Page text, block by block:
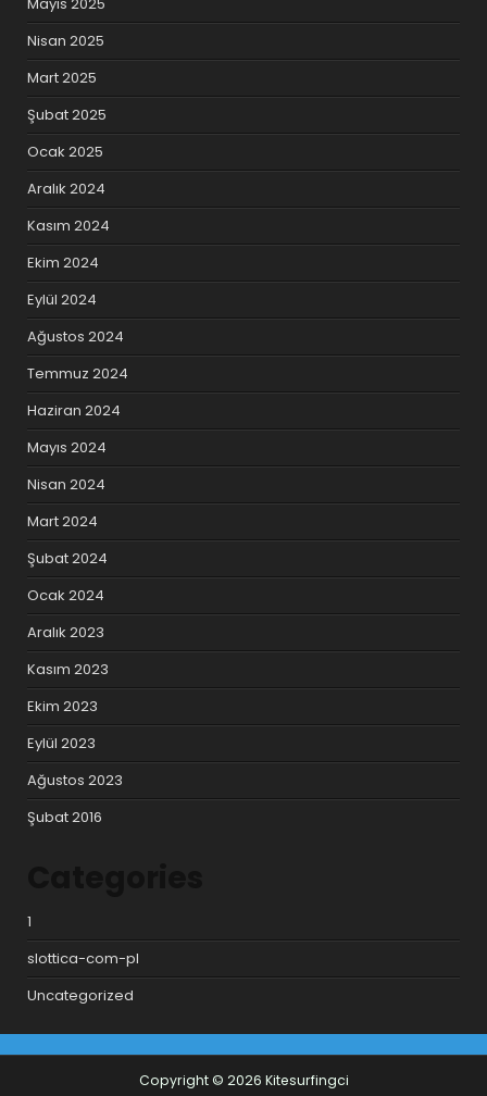
Nisan 2025
Mart 2025
Şubat 2025
Ocak 2025
Aralık 2024
Kasım 2024
Ekim 2024
Eylül 2024
Ağustos 2024
Temmuz 2024
Haziran 2024
Mayıs 2024
Nisan 2024
Mart 2024
Şubat 2024
Ocak 2024
Aralık 2023
Kasım 2023
Ekim 2023
Eylül 2023
Ağustos 2023
Şubat 2016
1
slottica-com-pl
Uncategorized
Copyright © 2026 Kitesurfingci